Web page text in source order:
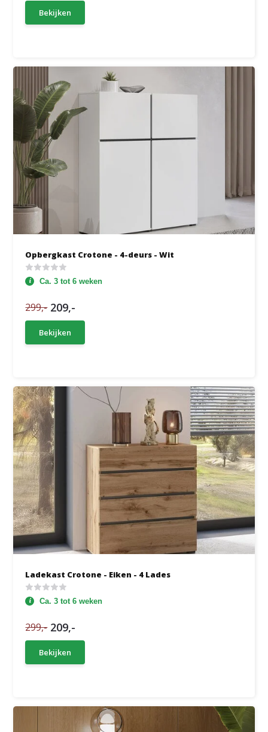
Bekijken
Opbergkast Crotone - 4-deurs - Wit
Ca. 3 tot 6 weken
299,- 209,-
Bekijken
Ladekast Crotone - Eiken - 4 Lades
Ca. 3 tot 6 weken
299,- 209,-
Bekijken